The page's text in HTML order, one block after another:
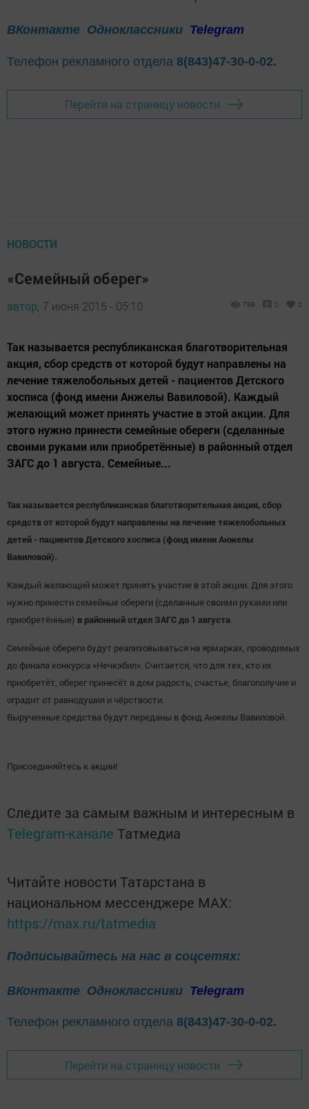
ВКонтакте Одноклассники Telegram
Телефон рекламного отдела 8(843)47-30-0-02.
Перейти на страницу новости
НОВОСТИ
«Семейный оберег»
автор, 7 июня 2015 - 05:10 789 0 0
Так называется республиканская благотворительная
акция, сбор средств от которой будут направлены на
лечение тяжелобольных детей - пациентов Детского
хосписа (фонд имени Анжелы Вавиловой). Каждый
желающий может принять участие в этой акции. Для
этого нужно принести семейные обереги (сделанные
своими руками или приобретённые) в районный отдел
ЗАГС до 1 августа. Семейные...
Так называется республиканская благотворительная акция, сбор
средств от которой будут направлены на лечение тяжелобольных
детей - пациентов Детского хосписа (фонд имени Анжелы
Вавиловой).
Каждый желающий может принять участие в этой акции. Для этого
нужно принести семейные обереги (сделанные своими руками или
приобретённые) в районный отдел ЗАГС до 1 августа.
Семейные обереги будут реализовываться на ярмарках, проводимых
до финала конкурса «Нечкэбил». Считается, что для тех, кто их
приобретёт, оберег принесёт в дом радость, счастье, благополучие и
оградит от равнодушия и чёрствости.
Вырученные средства будут переданы в фонд Анжелы Вавиловой.
Присоединяйтесь к акции!
Следите за самым важным и интересным в
Telegram-канале Татмедиа
Читайте новости Татарстана в
национальном мессенджере MАХ:
https://max.ru/tatmedia
Подписывайтесь на нас в соцсетях:
ВКонтакте Одноклассники Telegram
Телефон рекламного отдела 8(843)47-30-0-02.
Перейти на страницу новости